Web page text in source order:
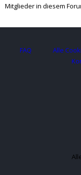
Mitglieder in diesem
FAQ Alle